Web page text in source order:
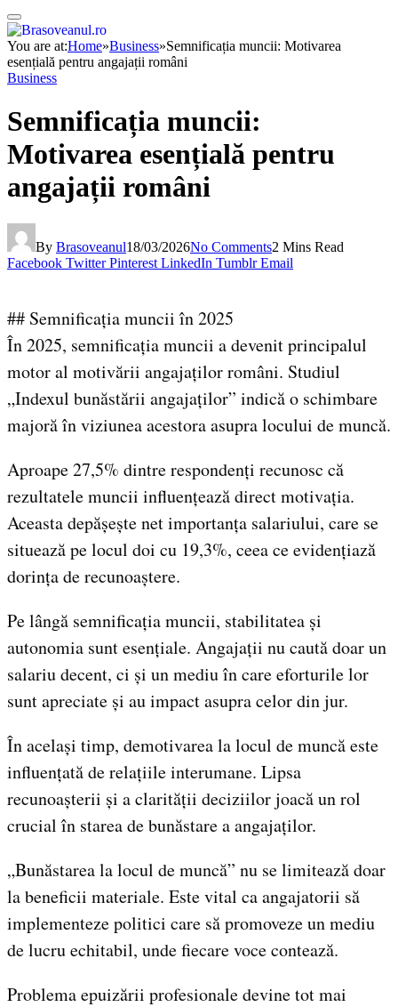
You are at:Home»Business»Semnificația muncii: Motivarea
esențială pentru angajații români
Business
Semnificația muncii:
Motivarea esențială pentru
angajații români
By Brasoveanul18/03/2026No Comments2 Mins Read
Facebook Twitter Pinterest LinkedIn Tumblr Email
## Semnificația muncii în 2025
În 2025, semnificația muncii a devenit principalul
motor al motivării angajaților români. Studiul
„Indexul bunăstării angajaților” indică o schimbare
majoră în viziunea acestora asupra locului de muncă.
Aproape 27,5% dintre respondenți recunosc că
rezultatele muncii influențează direct motivația.
Aceasta depășește net importanța salariului, care se
situează pe locul doi cu 19,3%, ceea ce evidențiază
dorința de recunoaștere.
Pe lângă semnificația muncii, stabilitatea și
autonomia sunt esențiale. Angajații nu caută doar un
salariu decent, ci și un mediu în care eforturile lor
sunt apreciate și au impact asupra celor din jur.
În același timp, demotivarea la locul de muncă este
influențată de relațiile interumane. Lipsa
recunoașterii și a clarității deciziilor joacă un rol
crucial în starea de bunăstare a angajaților.
„Bunăstarea la locul de muncă” nu se limitează doar
la beneficii materiale. Este vital ca angajatorii să
implementeze politici care să promoveze un mediu
de lucru echitabil, unde fiecare voce contează.
Problema epuizării profesionale devine tot mai